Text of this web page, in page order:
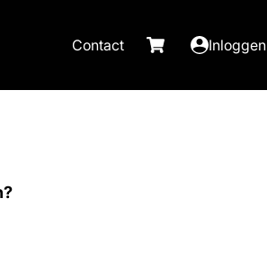
Contact Inloggen